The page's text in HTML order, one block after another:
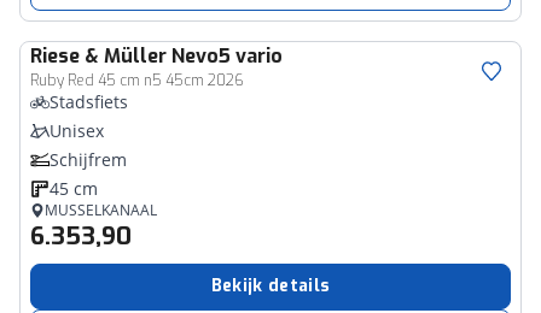
Riese & Müller Nevo5 vario
Ruby Red 45 cm n5 45cm 2026
Stadsfiets
Unisex
Schijfrem
45 cm
MUSSELKANAAL
6.353,90
Bekijk details